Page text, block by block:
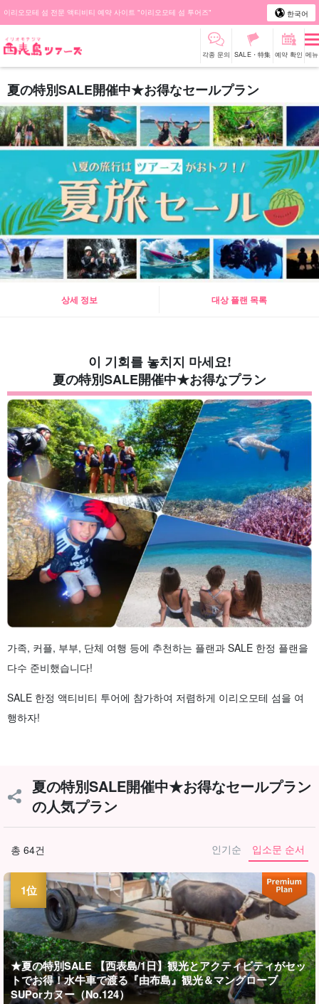
이리오모테 섬 전문 액티비티 예약 사이트 "이리오모테 섬 투어즈" 한국어
각종 문의 SALE・特集 예약 확인 메뉴
夏の特別SALE開催中★お得なセールプラン
상세 정보 대상 플랜 목록
이 기회를 놓치지 마세요!
夏の特別SALE開催中★お得なプラン
가족, 커플, 부부, 단체 여행 등에 추천하는 플랜과 SALE 한정 플랜을
다수 준비했습니다!
SALE 한정 액티비티 투어에 참가하여 저렴하게 이리오모테 섬을 여
행하자!
夏の特別SALE開催中★お得なセールプラン
の人気プラン
총 64건 인기순 입소문 순서
★夏の特別SALE 【西表島/1日】観光とアクティビティがセッ
トでお得！水牛車で渡る『由布島』観光＆マングローブ
SUPorカヌー（No.124）